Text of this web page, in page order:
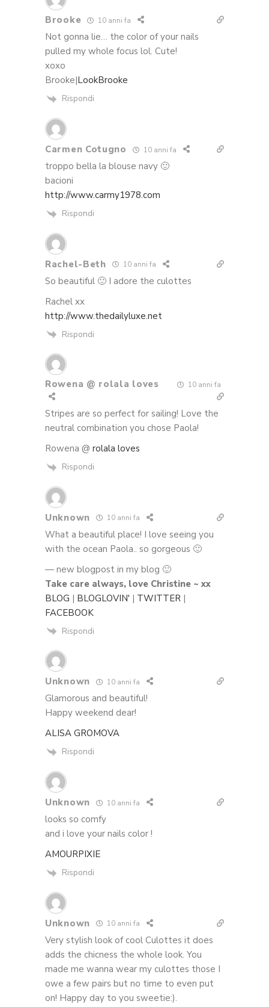
Brooke 10 anni fa
Not gonna lie… the color of your nails
pulled my whole focus lol. Cute!
xoxo
Brooke|LookBrooke
Rispondi
Carmen Cotugno 10 anni fa
troppo bella la blouse navy 🙂
bacioni
http://www.carmy1978.com
Rispondi
Rachel-Beth 10 anni fa
So beautiful 🙂 I adore the culottes
Rachel xx
http://www.thedailyluxe.net
Rispondi
Rowena @ rolala loves 10 anni fa
Stripes are so perfect for sailing! Love the
neutral combination you chose Paola!
Rowena @ rolala loves
Rispondi
Unknown 10 anni fa
What a beautiful place! I love seeing you
with the ocean Paola.. so gorgeous 🙂
— new blogpost in my blog 🙂
Take care always, love Christine ~ xx
BLOG | BLOGLOVIN' | TWITTER |
FACEBOOK
Rispondi
Unknown 10 anni fa
Glamorous and beautiful!
Happy weekend dear!
ALISA GROMOVA
Rispondi
Unknown 10 anni fa
looks so comfy
and i love your nails color !
AMOURPIXIE
Rispondi
Unknown 10 anni fa
Very stylish look of cool Culottes it does
adds the chicness the whole look. You
made me wanna wear my culottes those I
owe a few pairs but no time to even put
on! Happy day to you sweetie:).